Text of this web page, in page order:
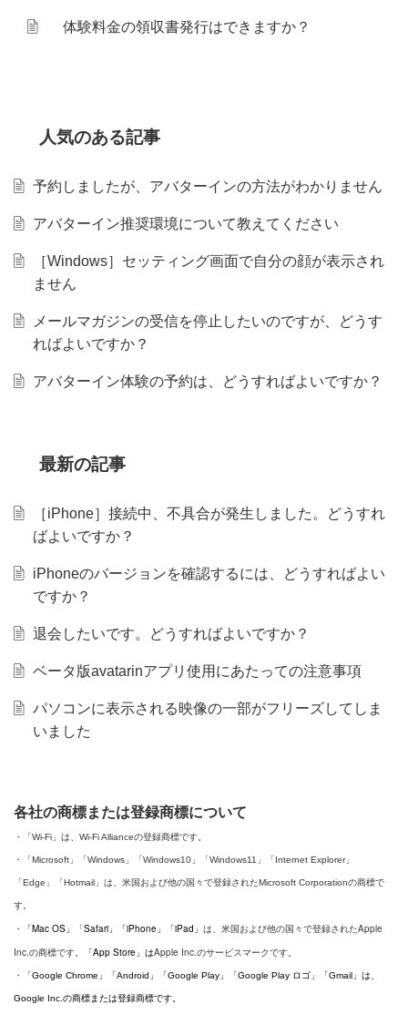
体験料金の領収書発行はできますか？
人気のある記事
予約しましたが、アバターインの方法がわかりません
アバターイン推奨環境について教えてください
［Windows］セッティング画面で自分の顔が表示され
ません
メールマガジンの受信を停止したいのですが、どうす
ればよいですか？
アバターイン体験の予約は、どうすればよいですか？
最新の記事
［iPhone］接続中、不具合が発生しました。どうすれ
ばよいですか？
iPhoneのバージョンを確認するには、どうすればよい
ですか？
退会したいです。どうすればよいですか？
ベータ版avatarinアプリ使用にあたっての注意事項
パソコンに表示される映像の一部がフリーズしてしま
いました
各社の商標または登録商標について
・「Wi-Fi」は、Wi-Fi Allianceの登録商標です。
・ 「Microsoft」 「Windows」 「Windows10」「Windows11」「Internet Explorer」
「Edge」「Hotmail」は、米国および他の国々で登録されたMicrosoft Corporationの商標で
す。
・ 「Mac OS」 「Safari」「iPhone」「iPad」 は、 米国および他の国々で登録されたApple
Inc.の商標です。
「App Store」はApple Inc.のサービスマークです。
・「Google Chrome」「Android」「Google Play」「Google Play ロゴ」「Gmail」は、
Google Inc.の商標または登録商標です。